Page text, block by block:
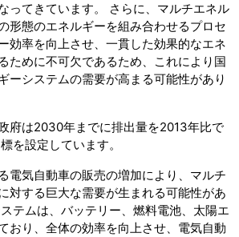
ってきています。 さらに、マルチエネル
形態のエネルギーを組み合わせるプロセ
効率を向上させ、一貫した効果的なエネ
ために不可欠であるため、これにより国
ーシステムの需要が高まる可能性があり
府は2030年までに排出量を2013年比で
を設定しています。
電気自動車の販売の増加により、マルチ
対する巨大な需要が生まれる可能性があ
テムは、バッテリー、燃料電池、太陽エ
おり、全体の効率を向上させ、電気自動